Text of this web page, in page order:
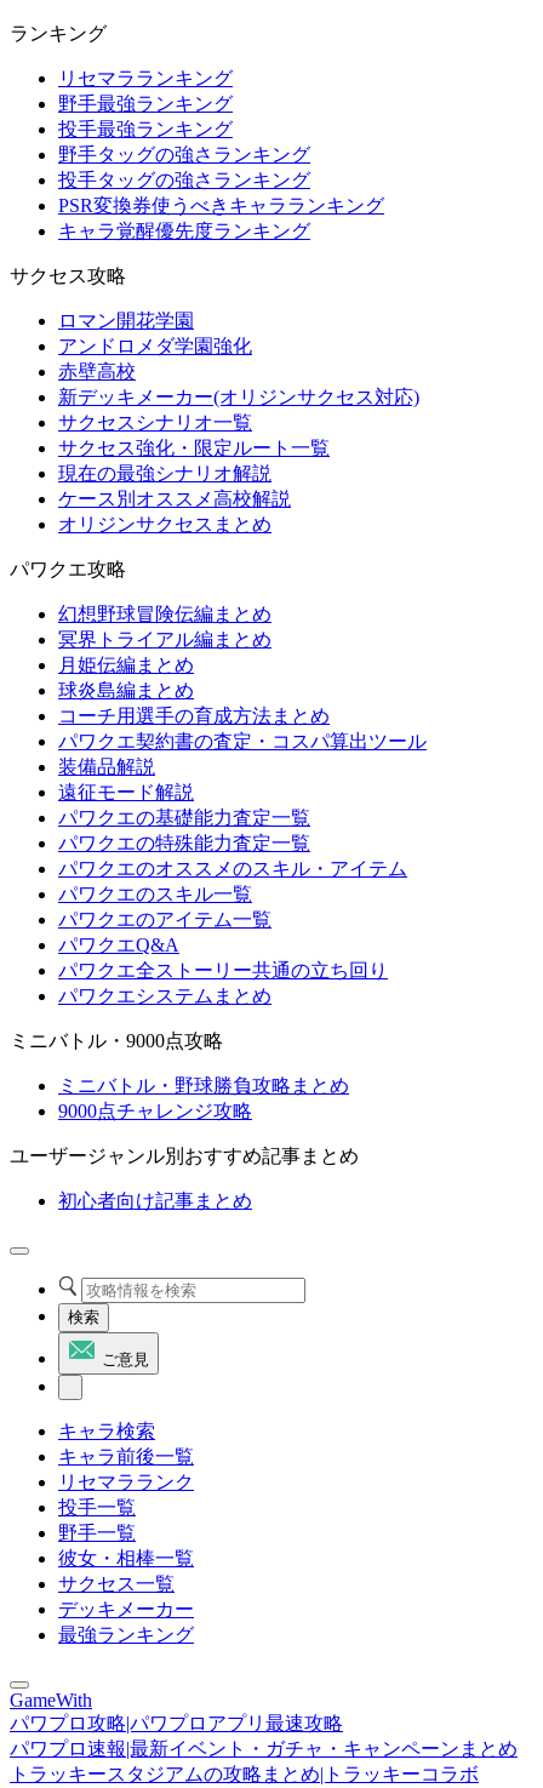
ランキング
リセマラランキング
野手最強ランキング
投手最強ランキング
野手タッグの強さランキング
投手タッグの強さランキング
PSR変換券使うべきキャラランキング
キャラ覚醒優先度ランキング
サクセス攻略
ロマン開花学園
アンドロメダ学園強化
赤壁高校
新デッキメーカー(オリジンサクセス対応)
サクセスシナリオ一覧
サクセス強化・限定ルート一覧
現在の最強シナリオ解説
ケース別オススメ高校解説
オリジンサクセスまとめ
パワクエ攻略
幻想野球冒険伝編まとめ
冥界トライアル編まとめ
月姫伝編まとめ
球炎島編まとめ
コーチ用選手の育成方法まとめ
パワクエ契約書の査定・コスパ算出ツール
装備品解説
遠征モード解説
パワクエの基礎能力査定一覧
パワクエの特殊能力査定一覧
パワクエのオススメのスキル・アイテム
パワクエのスキル一覧
パワクエのアイテム一覧
パワクエQ&A
パワクエ全ストーリー共通の立ち回り
パワクエシステムまとめ
ミニバトル・9000点攻略
ミニバトル・野球勝負攻略まとめ
9000点チャレンジ攻略
ユーザージャンル別おすすめ記事まとめ
初心者向け記事まとめ
検索
ご意見
キャラ検索
キャラ前後一覧
リセマラランク
投手一覧
野手一覧
彼女・相棒一覧
サクセス一覧
デッキメーカー
最強ランキング
GameWith
パワプロ攻略|パワプロアプリ最速攻略
パワプロ速報|最新イベント・ガチャ・キャンペーンまとめ
トラッキースタジアムの攻略まとめ|トラッキーコラボ